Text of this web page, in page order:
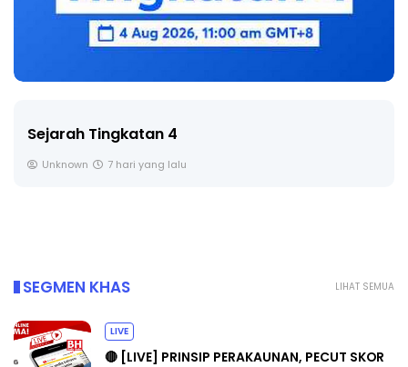
LIHAT SEMUA
SEGMEN KHAS
LIVE
🔴 [LIVE] PRINSIP PERAKAUNAN, PECUT SKOR